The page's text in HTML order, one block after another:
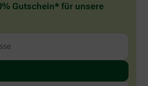
Gutschein* für unsere